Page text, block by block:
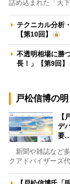
詰め込まれた「天
テクニカル分析
【第10回】
不透明相場に勝
長！」【第9回】
戸松信博の
【
デ
要
新聞や雑誌など
クアドバイザーズ